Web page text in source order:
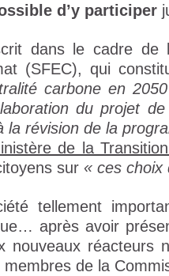
d’y participer
dans le cadre
(SFEC), qui
carbone en
du projet
révision de la
de la
sur « ces choix
tellement
après avoir
nouveaux réacteurs
membres de la